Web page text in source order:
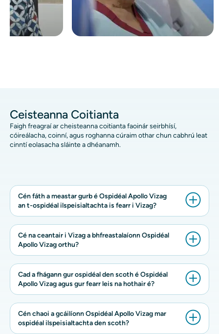
Ceisteanna Coitianta
Faigh freagraí ar cheisteanna coitianta faoinár seirbhísí,
cóireálacha, coinní, agus roghanna cúraim othar chun cabhrú leat
cinntí eolasacha sláinte a dhéanamh.
Cén fáth a meastar gurb é Ospidéal Apollo Vizag
an t-ospidéal ilspeisialtachta is fearr i Vizag?
Cé na ceantair i Vizag a bhfreastalaíonn Ospidéal
Apollo Vizag orthu?
Cad a fhágann gur ospidéal den scoth é Ospidéal
Apollo Vizag agus gur fearr leis na hothair é?
Cén chaoi a gcáilíonn Ospidéal Apollo Vizag mar
ospidéal ilspeisialtachta den scoth?